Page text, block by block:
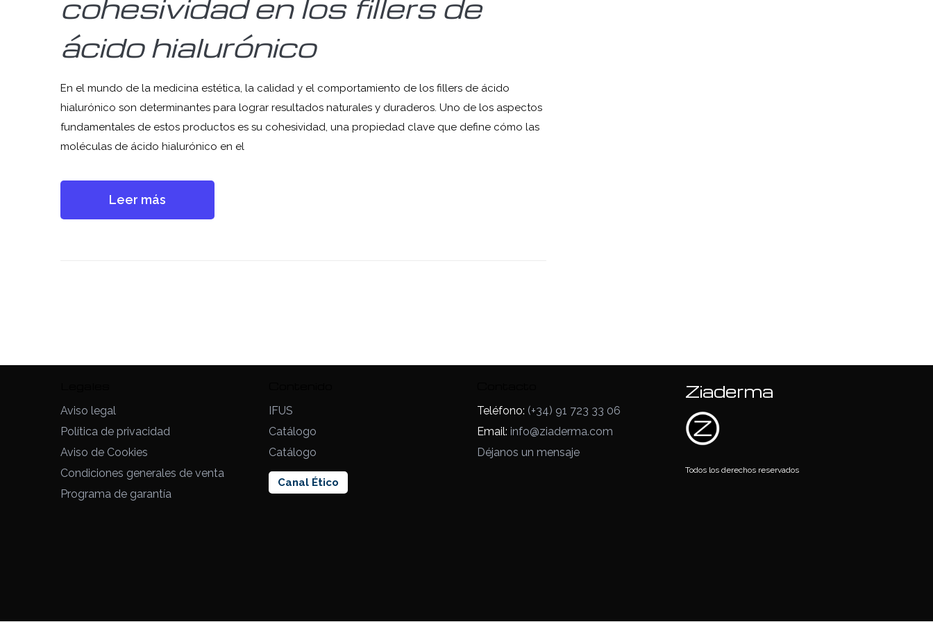
cohesividad en los fillers de
ácido hialurónico
En el mundo de la medicina estética, la calidad y el comportamiento de los fillers de ácido
hialurónico son determinantes para lograr resultados naturales y duraderos. Uno de los aspectos
fundamentales de estos productos es su cohesividad, una propiedad clave que define cómo las
moléculas de ácido hialurónico en el
Leer más
Aviso legal
Política de privacidad
Aviso de Cookies
Condiciones generales de venta
Programa de garantía
IFUS
Catálogo
Catálogo
Canal Ético
Teléfono: (+34) 91 723 33 06
Email: info@ziaderma.com
Déjanos un mensaje
Ziaderma
Todos los derechos reservados